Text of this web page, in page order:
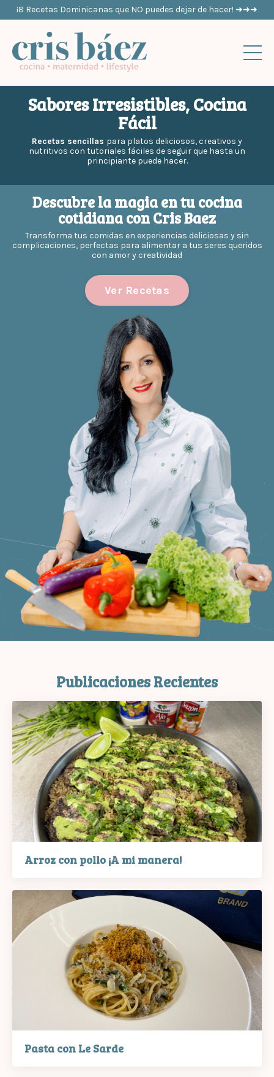
¡8 Recetas Dominicanas que NO puedes dejar de hacer! ➜➜➜
Sabores Irresistibles, Cocina
Fácil
Recetas sencillas para platos deliciosos, creativos y
nutritivos con tutoriales fáciles de seguir que hasta un
principiante puede hacer.
Descubre la magia en tu cocina
cotidiana con Cris Baez
Transforma tus comidas en experiencias deliciosas y sin
complicaciones, perfectas para alimentar a tus seres queridos
con amor y creatividad
Ver Recetas
Publicaciones Recientes
Arroz con pollo ¡A mi manera!
Pasta con Le Sarde